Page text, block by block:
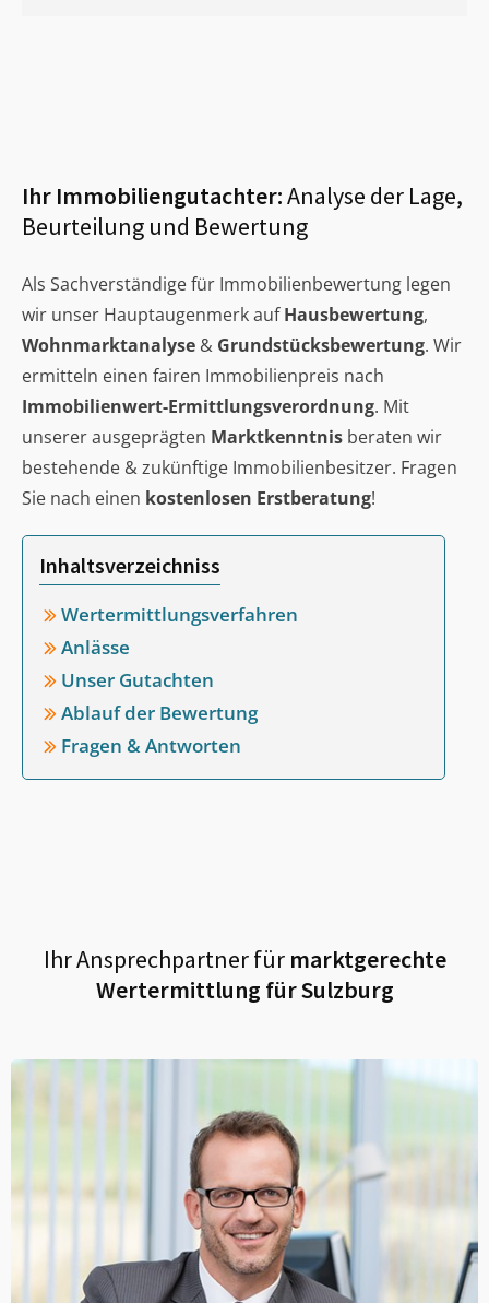
Ihr Immobiliengutachter:Analyse der Lage,
Beurteilung und Bewertung
Als Sachverständige für Immobilienbewertung legen
wir unser Hauptaugenmerk aufHausbewertung,
Wohnmarktanalyse & Grundstücksbewertung. Wir
ermitteln einen fairen Immobilienpreis nach
Immobilienwert-Ermittlungsverordnung. Mit
unserer ausgeprägten Marktkenntnis beraten wir
bestehende & zukünftige Immobilienbesitzer. Fragen
Sie nach einen kostenlosen Erstberatung!
Inhaltsverzeichniss
Wertermittlungsverfahren
Anlässe
Unser Gutachten
Ablauf der Bewertung
Fragen & Antworten
Ihr Ansprechpartner fürmarktgerechte
Wertermittlung fürSulzburg